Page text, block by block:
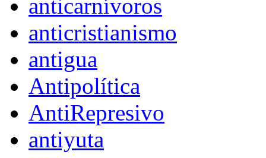
anticarnívoros
anticristianismo
antigua
Antipolítica
AntiRepresivo
antiyuta